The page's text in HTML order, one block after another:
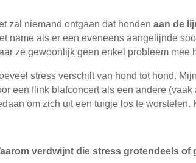
zal niemand ontgaan dat hondenaan de
name als er een eveneens aangelijnde
ze gewoonlijk geen enkel probleem mee
stress verschilt van hond tot hond.
een flink blafconcert als een andere
om zich uit een tuigje los te
verdwijnt die stress grotendeels of